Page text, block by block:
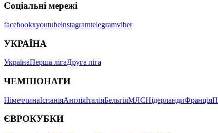
Соціальні мережі
facebookxyoutubeinstagramtelegramviber
УКРАЇНА
УкраїнаПерша лігаДруга ліга
ЧЕМПІОНАТИ
НімеччинаІспаніяАнгліяІталіяБельгіяМЛСНідерландиФранція
ЄВРОКУБКИ